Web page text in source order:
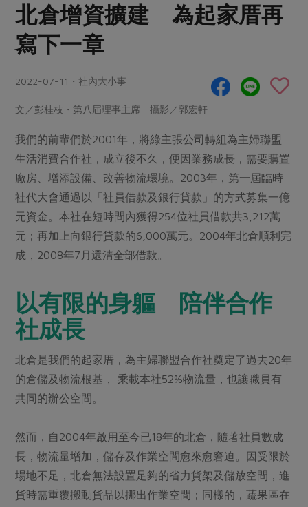
豆製品 米麵雜糧
肉品・水產
畜產肉類
水畜加工品
調理食材・點心
調味醬料/南北貨 烘焙
休閒零嘴 沖泡飲品
保健食品
居家好物
家庭清潔 織品
日用品
防災用品
最新產品
優惠專區
樂齡友善
常備菜
蔬食
蛋料理
料理方式
醬料
湯品．鍋物
漬物
涼拌沙拉
飲品
主題食譜
異國料理
年菜食譜
養身食補
節慶大餐
高麗菜海鮮煎餅
更多預購活動
合作25-經典快閃最後一週
合作25-精選產品第四彈
更多當季產品
議題活動
主婦聯盟X樂齡網特約優惠案
2024農業發展計畫年度報告
更多議題活動
傳到心坎裡，誠心又澎派
社內大小事 合作聯合國
產品故事
樂齡生活
廚房瑜伽
減硝酸鹽 惜食
非基改運動 支持本土農糧
廢核運動 能源議題
減添加物 減塑減廢
生活者e週報
綠主張月刊
典藏閱覽室
關於我們
合作社組織
產品檢驗
自主把關
檢驗報告
硝酸鹽檢驗
社員權益
合作社法規
社務專區
選舉專區
最新消息
媒體報導
地區活動
社務會議 地區活動
北倉增資擴建 為起家厝再
寫下一章
2022-07-11・社內大小事
文／彭桂枝・第八屆理事主席 攝影／郭宏軒
我們的前輩們於2001年，將綠主張公司轉組為主婦聯盟
生活消費合作社，成立後不久，便因業務成長，需要購置
廠房、增添設備、改善物流環境。2003年，第一屆臨時
社代大會通過以「社員借款及銀行貸款」的方式募集一億
元資金。本社在短時間內獲得254位社員借款共3,212萬
元；再加上向銀行貸款的6,000萬元。2004年北倉順利完
成，2008年7月還清全部借款。
以有限的身軀 陪伴合作
社成長
北倉是我們的起家厝，為主婦聯盟合作社奠定了過去20年
的倉儲及物流根基， 乘載本社52%物流量，也讓職員有
共同的辦公空間。
然而，自2004年啟用至今已18年的北倉，隨著社員數成
長，物流量增加，儲存及作業空間愈來愈窘迫。因受限於
場地不足，北倉無法設置足夠的省力貨架及儲放空間，進
貨時需重覆搬動貨品以挪出作業空間；同樣的，蔬果區在